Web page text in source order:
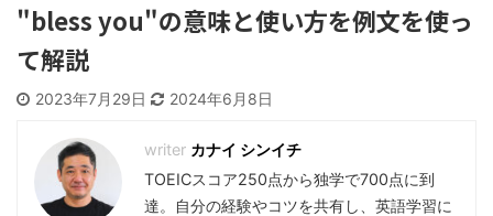
"bless you"の意味と使い方を例文を使っ
て解説
2023年7月29日 2024年6月8日
カナイ シンイチ
TOEICスコア250点から独学で700点に到
達。自分の経験やコツを共有し、英語学習に